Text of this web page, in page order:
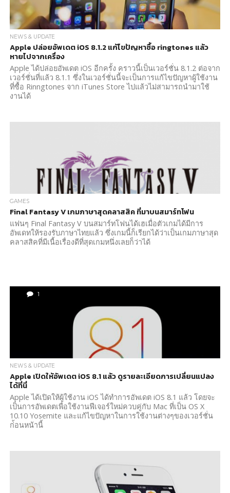
NEWS & UPDATE
Apple ปล่อยอัพเดต iOS 8.1.2 แก้ไขปัญหาซื้อ ringtones แล้ว
หายไปจากเครื่อง
Apple ได้ปล่อยอัพเดต iOS อีกครั้ง คราวนี้เป็นเวอร์ชั่น 8.1.2 ต่อจาก
เวอร์ชั่นที่แล้ว 8.1.1 ซึ่งในเวอร์ชั่นนี้จะเป็นการแก้ไขปัญหาผู้ใช้งาน
ที่ซื้อ Rinngtones จาก iTunes Store ไปแล้วไม่สามารถนำมาใช้
งานได้
GAMES
Final Fantasy V เกมภาษาสุดคลาสสิค ที่มาบนสมาร์ทโฟน
แฟนๆ Final Fantasy V บนสมาร์ทโฟนได้เฮเมื่อตัวเกมได้มีการ
อัพเดทให้รองรับภาษาไทยแล้ว ซึ่งเกมนี้ก็เรียกได้ว่าเป็นเกมภาษาสุด
คลาสสิคที่มีเนื้อเรื่องดีที่สุดเกมหนึ่งเลยก็ว่าได้
1
NEWS & UPDATE
Apple เปิดให้อัพเดต iOS 8.1 แล้ว ดูรายละเอียดการเปลี่ยนแปลง
ได้ที่นี่
Apple ได้เปิดให้ผู้ใช้งาน iOS ได้ทำการอัพเดต iOS 8.1 แล้ว โดยจะ
เป็นการอัพเดตเพื่อใช้งานฟีเจอร์ใหม่ควบคู่กับ Mac ที่เป็น OS X
10.10 Yosemite และแก้ไขปัญหาในการใช้งานต่างๆของเวอร์ชั่น
ก่้อนหน้านี้